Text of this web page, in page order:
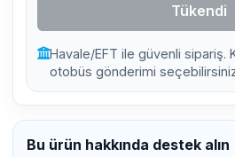
Tükendi
Havale/EFT ile güvenli sipariş.
otobüs gönderimi
Bu ürün hakkında destek alın